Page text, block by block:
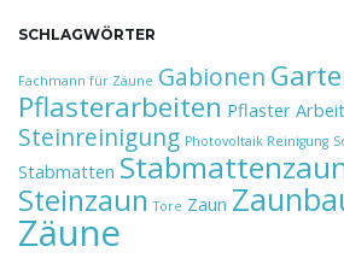
SCHLAGWÖRTER
Fachmann für Zäune Gabionen
Pflasterarbeiten Pflaster
Steinreinigung Photovoltaik Reinigung
Stabmatten
Steinzaun Tore Zaun
Zäune